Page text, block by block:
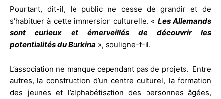
Pourtant, dit-il, le public ne cesse de grandir et de
s’habituer à cette immersion culturelle. « Les Allemands
sont curieux et émerveillés de découvrir les
potentialités du Burkina », souligne-t-il.
L’association ne manque cependant pas de projets. Entre
autres, la construction d’un centre culturel, la formation
des jeunes et l’alphabétisation des personnes âgées,